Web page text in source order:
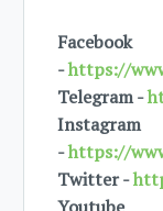
Facebook
-https://
Telegram -
Instagram
-https://
Twitter -